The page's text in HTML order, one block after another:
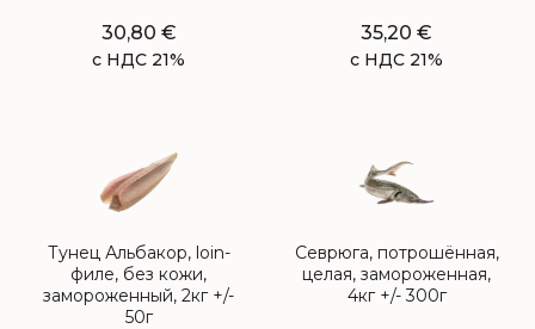
30,80 €
с НДС 21%
35,20 €
с НДС 21%
Тунец Альбакор, loin-
филе, без кожи,
замороженный, 2кг +/-
50г
Севрюга, потрошённая,
целая, замороженная,
4кг +/- 300г